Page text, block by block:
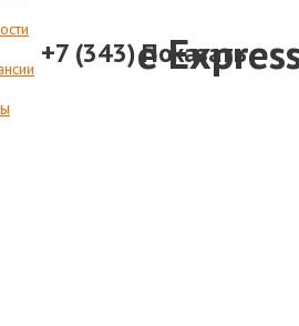
+7 (343)Показать